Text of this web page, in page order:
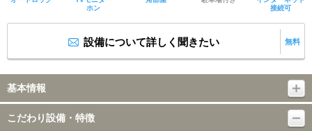
ホン
接続可
設備について詳しく聞きたい 無料
基本情報
こだわり設備・特徴